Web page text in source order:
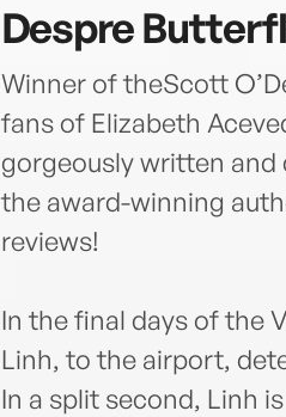
Despre
Winner of theScott
fans of Elizabeth
gorgeously written and
the award-winning
reviews!
In the final days of the
Linh, to the airport,
In a split second, Linh